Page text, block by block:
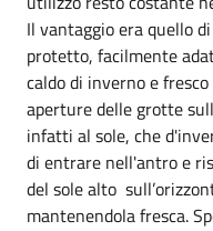
Il vantaggio era quello
protetto, facilmente
caldo di inverno e
aperture delle grotte
infatti al sole, che
di entrare nell'antro e
del sole alto
mantenendola fresca.